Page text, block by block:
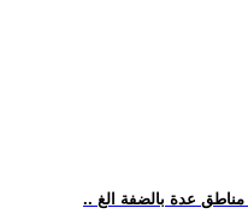
مناطق عدة بالضفة الغ